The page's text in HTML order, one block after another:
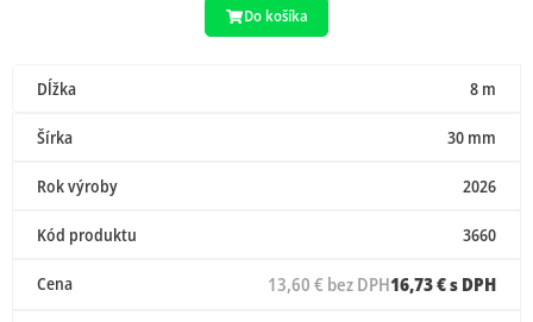
Do košíka
Dĺžka 8 m
Šírka 30 mm
Rok výroby 2026
Kód produktu 3660
Cena 16,73 € s DPH
13,60 € bez DPH